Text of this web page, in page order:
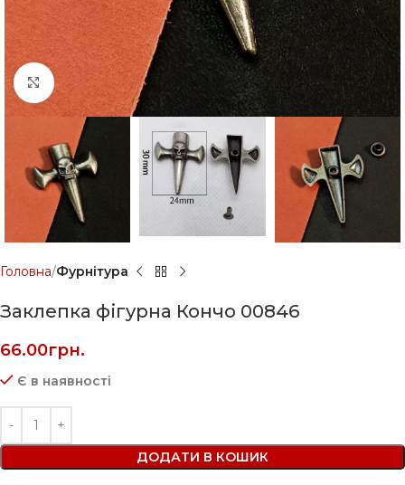
Click to enlarge
Головна Фурнітура
Заклепка фігурна Кончо 00846
66.00грн.
Є в наявності
ДОДАТИ В КОШИК